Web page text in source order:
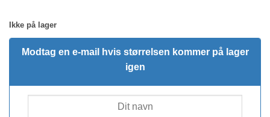
Ikke på lager
Modtag en e-mail hvis størrelsen kommer på lager
igen